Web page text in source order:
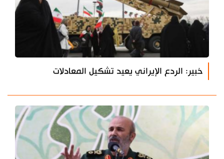
خبير: الردع الإيراني يعيد تشكيل المعادلات